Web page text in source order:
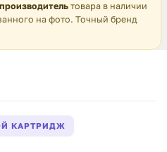
товара в наличии
на фото. Точный бренд
КАРТРИДЖ